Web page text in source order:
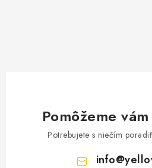
Pomôžeme
Potrebujete s niečím
info@